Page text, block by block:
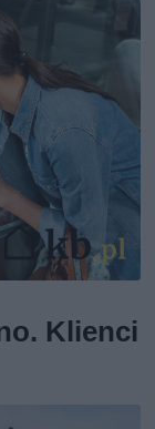
Klienci